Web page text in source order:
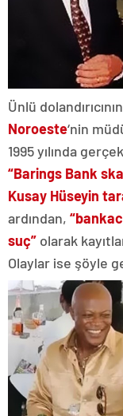
Ünlü
Noroeste‘nin
1995 yılında
“Barings Bank
Kusay Hüseyin
ardından,
suç” olarak
Olaylar ise şöyle